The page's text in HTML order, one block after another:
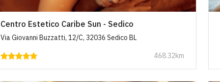
Centro Estetico Caribe Sun - Sedico
Via Giovanni Buzzatti, 12/C, 32036 Sedico BL
468.32km